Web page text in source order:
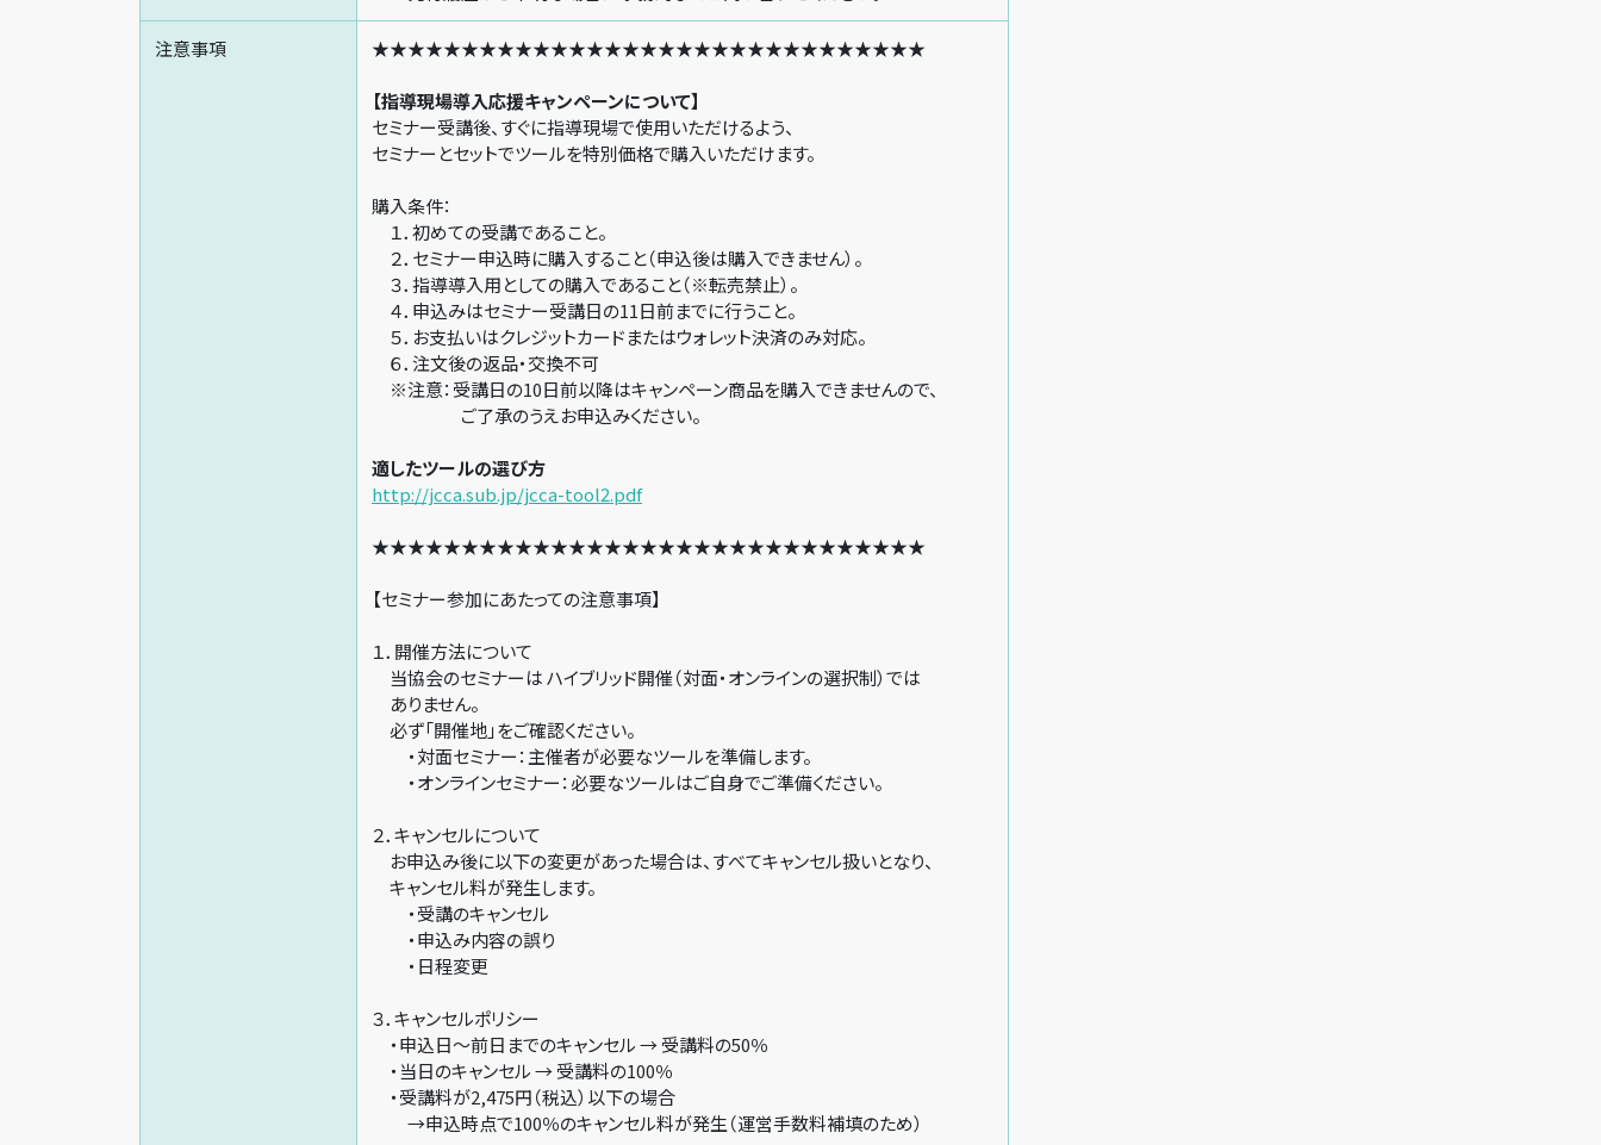
注意事項 ★★★★★★★★★★★★★★★★★★★★★★★★★★★★★★★
【指導現場導入応援キャンペーンについて】
セミナー受講後、すぐに指導現場で使用いただけるよう、
セミナーとセットでツールを特別価格で購入いただけます。
購入条件：
１．初めての受講であること。
２．セミナー申込時に購入すること（申込後は購入できません）。
３．指導導入用としての購入であること（※転売禁止）。
４．申込みはセミナー受講日の11日前までに行うこと。
５．お支払いはクレジットカードまたはウォレット決済のみ対応。
６．注文後の返品・交換不可
※注意：受講日の10日前以降はキャンペーン商品を購入できませんので、
ご了承のうえお申込みください。
適したツールの選び方
http://jcca.sub.jp/jcca-tool2.pdf
★★★★★★★★★★★★★★★★★★★★★★★★★★★★★★★
【セミナー参加にあたっての注意事項】
１．開催方法について
当協会のセミナーは ハイブリッド開催（対面・オンラインの選択制）では
ありません。
必ず「開催地」をご確認ください。
・対面セミナー：主催者が必要なツールを準備します。
・オンラインセミナー：必要なツールはご自身でご準備ください。
２．キャンセルについて
お申込み後に以下の変更があった場合は、すべてキャンセル扱いとなり、
キャンセル料が発生します。
・受講のキャンセル
・申込み内容の誤り
・日程変更
３．キャンセルポリシー
・申込日～前日までのキャンセル → 受講料の50％
・当日のキャンセル → 受講料の100％
・受講料が2,475円（税込）以下の場合
→申込時点で100％のキャンセル料が発生（運営手数料補填のため）